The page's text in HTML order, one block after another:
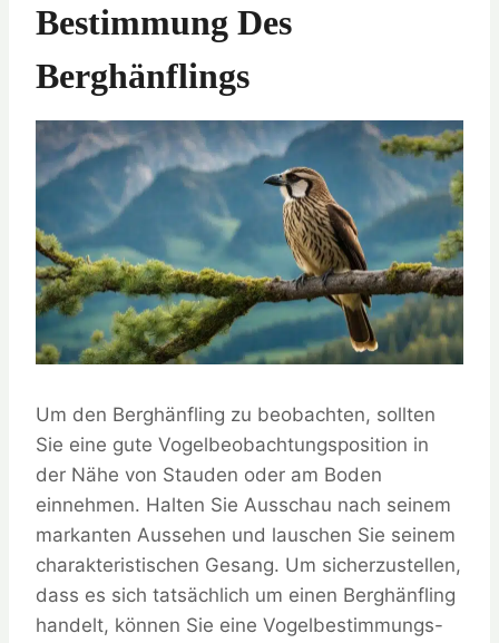
Bestimmung Des
Berghänflings
Um den Berghänfling zu beobachten, sollten
Sie eine gute Vogelbeobachtungsposition in
der Nähe von Stauden oder am Boden
einnehmen. Halten Sie Ausschau nach seinem
markanten Aussehen und lauschen Sie seinem
charakteristischen Gesang. Um sicherzustellen,
dass es sich tatsächlich um einen Berghänfling
handelt, können Sie eine Vogelbestimmungs-